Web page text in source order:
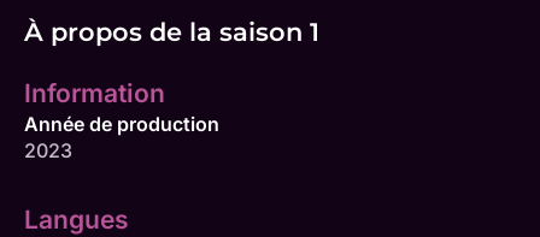
À propos de la saison 1
Information
Année de production
2023
Langues